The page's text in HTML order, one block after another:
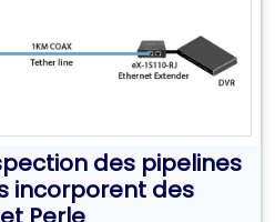
des pipelines
incorporent des